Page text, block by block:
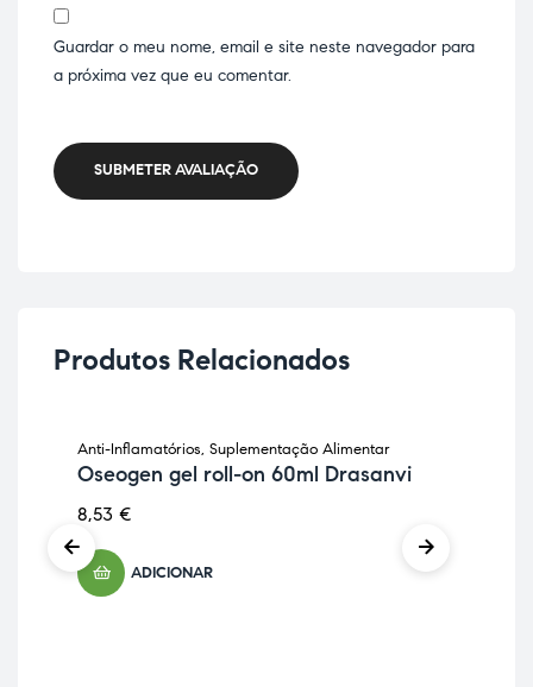
Guardar o meu nome, email e site neste navegador para
a próxima vez que eu comentar.
SUBMETER AVALIAÇÃO
Produtos Relacionados
Anti-Inflamatórios, Suplementação Alimentar
Oseogen gel roll-on 60ml Drasanvi
8,53 €
ADICIONAR